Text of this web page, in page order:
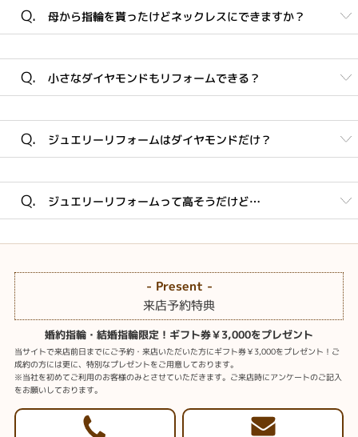
Q. 母から指輪を貰ったけどネックレスにできますか？
A.
アイテムを変えてジュエリーリフォームすることもできま
す。
アイテムを変えてお着けになれるものジュエリーリフォームの魅
力です。
Q. 小さなダイヤモンドもリフォームできる？
A.
ピアスなどのパーツのひとつにできます。
Q. ジュエリーリフォームはダイヤモンドだけ？
A.
ダイヤモンド以外の宝石も加工できます。
Q. ジュエリーリフォームって高そうだけど…
A.
ご安心ください、お見積もりは明確にお出しできます。
お持ち込みのジュエリーをリフォームする場合、お持ち込み料を
発生させるお店もあるそうですがシャルクレールではいただいて
おりません。デザイン料・地金代・加工費のみいただいておりま
すので安心してお選びくださいませ。※セミオーダーはデザイン
価格のみ
- Present -
来店予約特典
婚約指輪・結婚指輪限定！ギフト券￥3,000をプレゼント
当サイトで来店前日までにご予約・来店いただいた方にギフト券￥3,000をプレゼント！ご
成約の方には更に、特別なプレゼントをご用意しております。
※当社を初めてご利用のお客様のみとさせていただきます。ご来店時にアンケートのご記入
をお願いしております。